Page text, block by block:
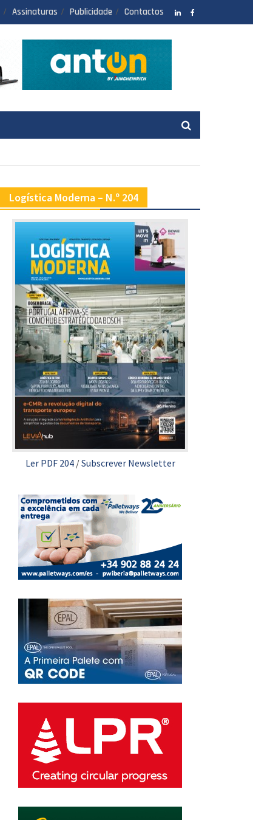
Assinaturas Publicidade Contactos
Logística Moderna – N.º 204
Ler PDF 204/Subscrever Newsletter